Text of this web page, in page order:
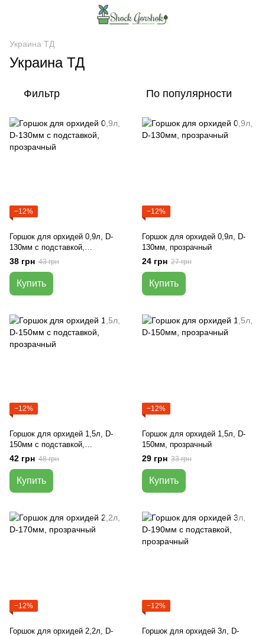
Украина ТД
Украина ТД
Фильтр По популярности
−12%
Горшок для орхидей 0,9л, D-
130мм с подставкой,
прозрачный
38 грн 43 грн
Купить
−12%
Горшок для орхидей 0,9л, D-
130мм, прозрачный
24 грн 27 грн
Купить
−12%
Горшок для орхидей 1,5л, D-
150мм с подставкой,
прозрачный
42 грн 48 грн
Купить
−12%
Горшок для орхидей 1,5л, D-
150мм, прозрачный
29 грн 33 грн
Купить
−12%
Горшок для орхидей 2,2л, D-
−12%
Горшок для орхидей 3л, D-